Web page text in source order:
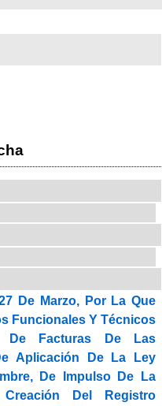
De Marzo, Por La Que
Funcionales Y Técnicos
De Facturas De Las
Aplicación De La Ley
De Impulso De La
Del Registro